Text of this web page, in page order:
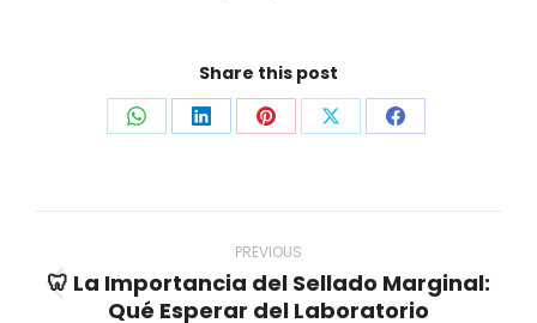
Share this post
Share Share Share Share Share
navigation
PREVIOUS
Previous
🦷 La Importancia del Sellado Marginal:
Qué Esperar del Laboratorio